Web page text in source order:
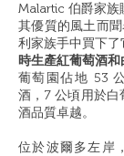
Malartic 伯爵家族
其優質的風土而
利家族手中買下了
時生產紅葡萄酒
葡萄園佔地 53
酒，7 公頃用於白
酒品質卓越。
位於波爾多左岸